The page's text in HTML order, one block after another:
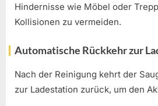
Hindernisse wie Möbel oder
Kollisionen zu vermeiden.
Automatische Rückkehr zur
Nach der Reinigung kehrt der
zur Ladestation zurück, um den